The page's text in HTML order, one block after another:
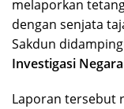
melaporkan
dengan senjata
Sakdun
Investigasi
Laporan tersebut